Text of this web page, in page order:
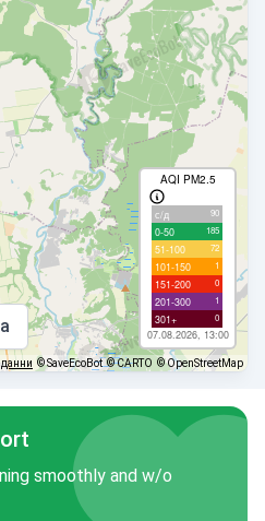
AQI PM2.5
с/д 90
0-50 185
51-100 72
101-150 1
151-200 0
201-300 1
301+ 0
07.08.2026, 13:00
© SaveEcoBot © CARTO © OpenStreetMap
smoothly and w/o